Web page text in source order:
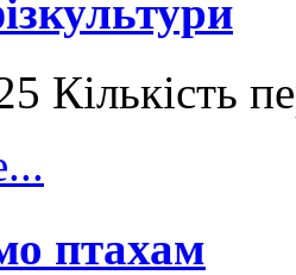
Кількість
птахам